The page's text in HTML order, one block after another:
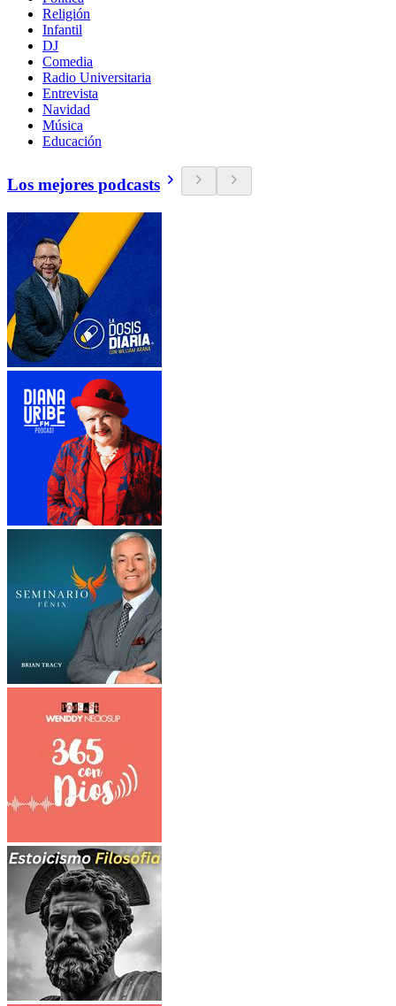
Religión
Infantil
DJ
Comedia
Radio Universitaria
Entrevista
Navidad
Música
Educación
Los mejores podcasts